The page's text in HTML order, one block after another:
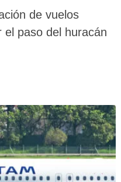
de vuelos
paso del huracán